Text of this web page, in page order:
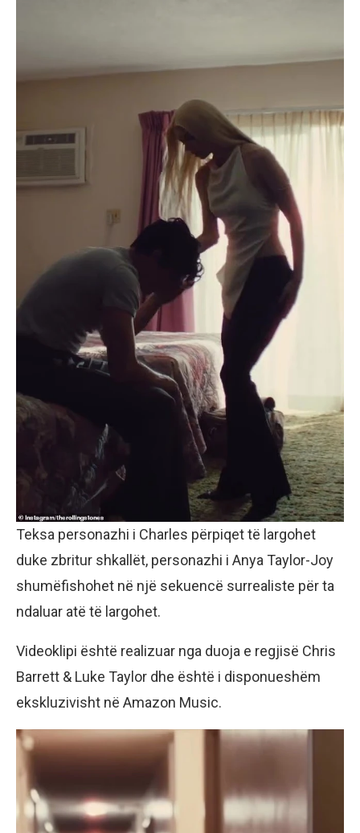
Teksa personazhi i Charles përpiqet të largohet
duke zbritur shkallët, personazhi i Anya Taylor-Joy
shumëfishohet në një sekuencë surrealiste për ta
ndaluar atë të largohet.
Videoklipi është realizuar nga duoja e regjisë Chris
Barrett & Luke Taylor dhe është i disponueshëm
ekskluzivisht në Amazon Music.